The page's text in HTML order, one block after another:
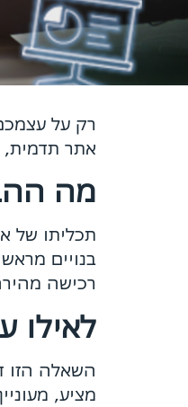
רק על
אתר תדמית,
מה
תכליתו של
בנויים
רכישה
לאילו
השאלה הזו
מציע,